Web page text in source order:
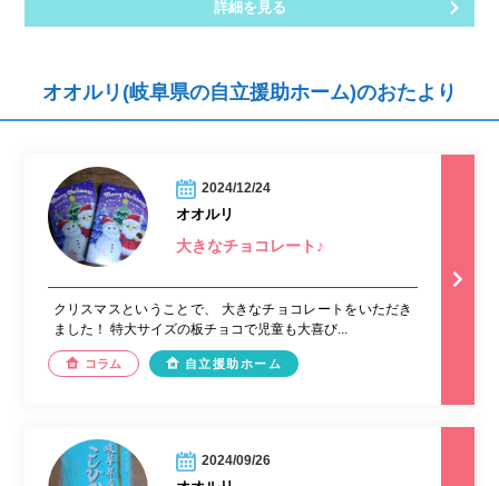
詳細を見る
オオルリ(岐阜県の自立援助ホーム)のおたより
2024/12/24
オオルリ
大きなチョコレート♪
クリスマスということで、 大きなチョコレートをいただき
ました！ 特大サイズの板チョコで児童も大喜び...
コラム 自立援助ホーム
2024/09/26